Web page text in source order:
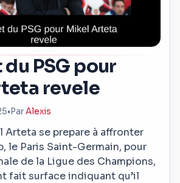
du PSG pour
revele
• ParAlexis
Arteta se prepare à affronter
le Paris Saint-Germain, pour
de la Ligue des Champions,
fait surface indiquant qu’il